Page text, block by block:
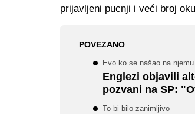
prijavljeni pucnji i veći broj
POVEZANO
Evo ko se našao na njemu
Englezi objavili
pozvani na SP:
To bi bilo zanimljivo